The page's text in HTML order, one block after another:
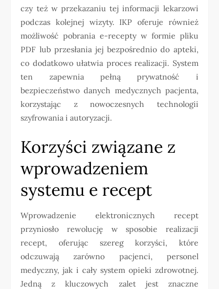
czy też w przekazaniu tej informacji lekarzowi
podczas kolejnej wizyty. IKP oferuje również
możliwość pobrania e-recepty w formie pliku
PDF lub przesłania jej bezpośrednio do apteki,
co dodatkowo ułatwia proces realizacji. System
ten zapewnia pełną prywatność i
bezpieczeństwo danych medycznych pacjenta,
korzystając z nowoczesnych technologii
szyfrowania i autoryzacji.
Korzyści związane z
wprowadzeniem
systemu e recept
Wprowadzenie elektronicznych recept
przyniosło rewolucję w sposobie realizacji
recept, oferując szereg korzyści, które
odczuwają zarówno pacjenci, personel
medyczny, jak i cały system opieki zdrowotnej.
Jedną z kluczowych zalet jest znaczne